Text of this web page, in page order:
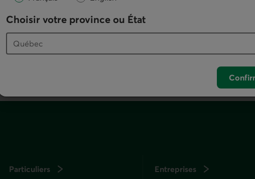
Choisir votre province ou État
votre logiciel de téléphonie par défaut.
:
frais. Ce lien lancera votre logiciel de téléphonie par
Particuliers Entreprises